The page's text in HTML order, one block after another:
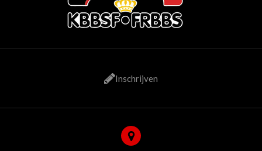
Inschrijven